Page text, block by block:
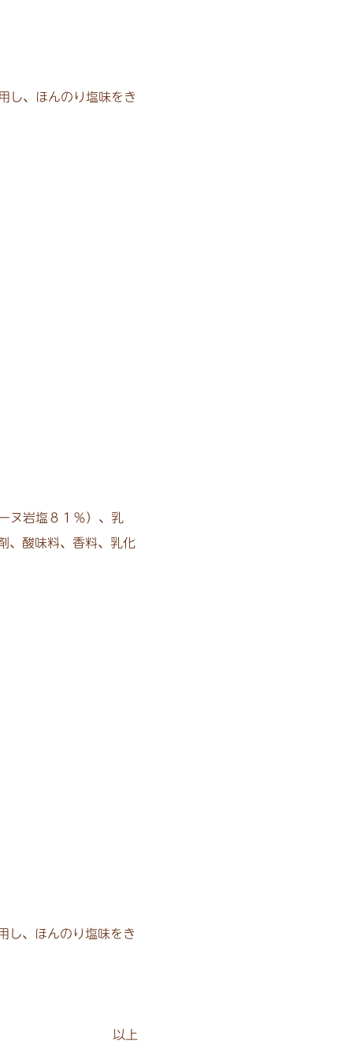
し、ほんのり塩味をき
ヌ岩塩８１％）、乳
、酸味料、香料、乳化
し、ほんのり塩味をき
以上